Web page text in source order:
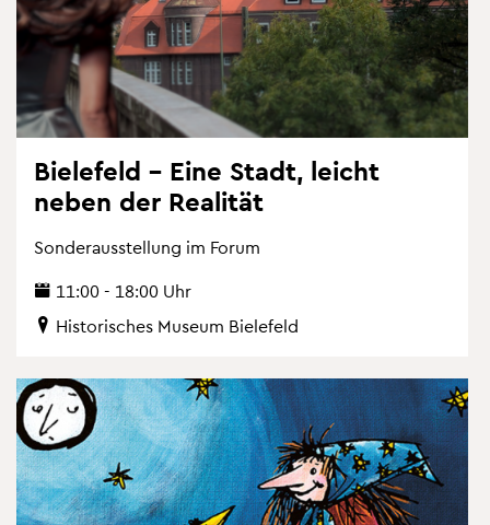
Bie­le­feld – Eine Stadt, leicht
neben der Rea­li­tät
Son­der­aus­stel­lung im Forum
11:00 - 18:00 Uhr
His­to­ri­sches Mu­se­um Bie­le­feld